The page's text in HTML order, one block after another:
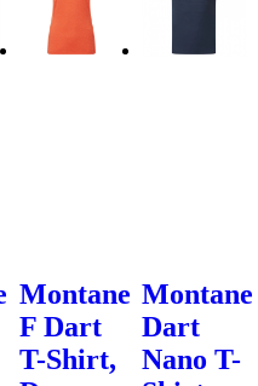
Montane
F Dart
T-Shirt,
Montane
Dart
Nano T-